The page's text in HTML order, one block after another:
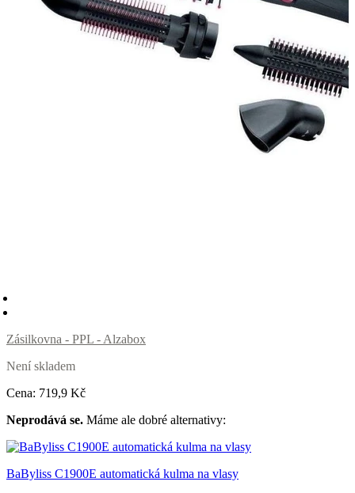
Zásilkovna - PPL - Alzabox
Není skladem
Cena: 719,9 Kč
Neprodává se. Máme ale dobré alternativy:
BaByliss C1900E automatická kulma na vlasy